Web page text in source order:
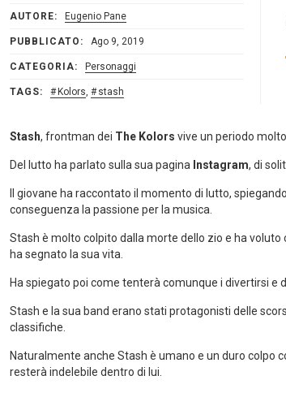
AUTORE: Eugenio Pane
PUBBLICATO: Ago 9, 2019
CATEGORIA: Personaggi
TAGS: Kolors, stash
Stash, frontman dei The Kolors vive un periodo
Del lutto ha parlato sulla sua pagina Instagram, di
Il giovane ha raccontato il momento di lutto,
conseguenza la passione per la musica.
Stash è molto colpito dalla morte dello zio e ha
ha segnato la sua vita.
Ha spiegato poi come tenterà comunque i divertirsi e
Stash e la sua band erano stati protagonisti delle
classifiche.
Naturalmente anche Stash è umano e un duro colpo
resterà indelebile dentro di lui.